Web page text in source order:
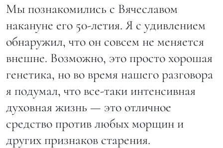
Мы познакомились с Вячеславом
накануне его 50-летия. Я с удивлением
обнаружил, что он совсем не меняется
внешне. Возможно, это просто хорошая
генетика, но во время нашего разговора
я подумал, что все-таки интенсивная
духовная жизнь — это отличное
средство против любых морщин и
других признаков старения.